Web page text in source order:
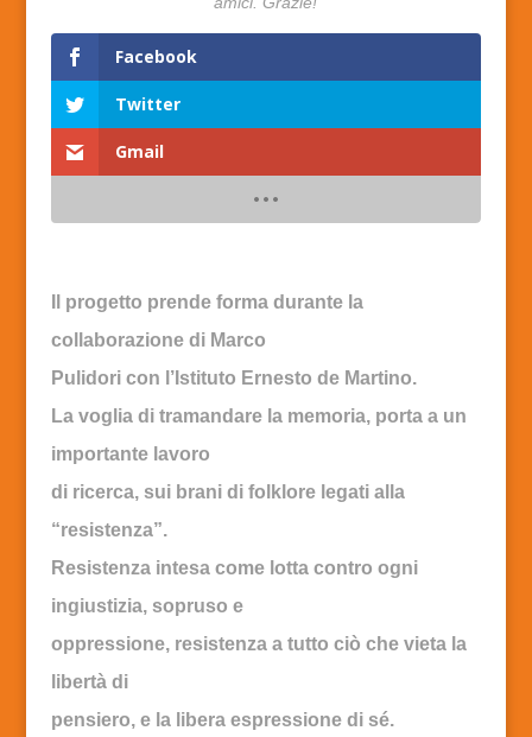
Facebook
Twitter
Gmail
Il progetto prende forma durante la
collaborazione di Marco
Pulidori con l’Istituto Ernesto de Martino.
La voglia di tramandare la memoria, porta a un
importante lavoro
di ricerca, sui brani di folklore legati alla
“resistenza”.
Resistenza intesa come lotta contro ogni
ingiustizia, sopruso e
oppressione, resistenza a tutto ciò che vieta la
libertà di
pensiero, e la libera espressione di sé.